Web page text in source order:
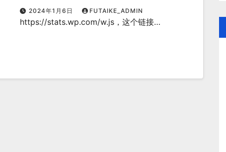
2024年1月6日 FUTAIKE_ADMIN
https://stats.wp.com/w.js，这个链接…